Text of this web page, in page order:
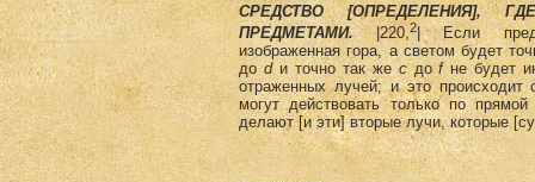
СРЕДСТВО [ОПРЕДЕЛЕНИЯ],
ПРЕДМЕТАМИ.|220,2 |Если
изображенная гора, а светом будет
доdи точно так жесдоfне будет
отраженных лучей; и это происходит
могут действовать только по
делают [и эти] вторые лучи, которые